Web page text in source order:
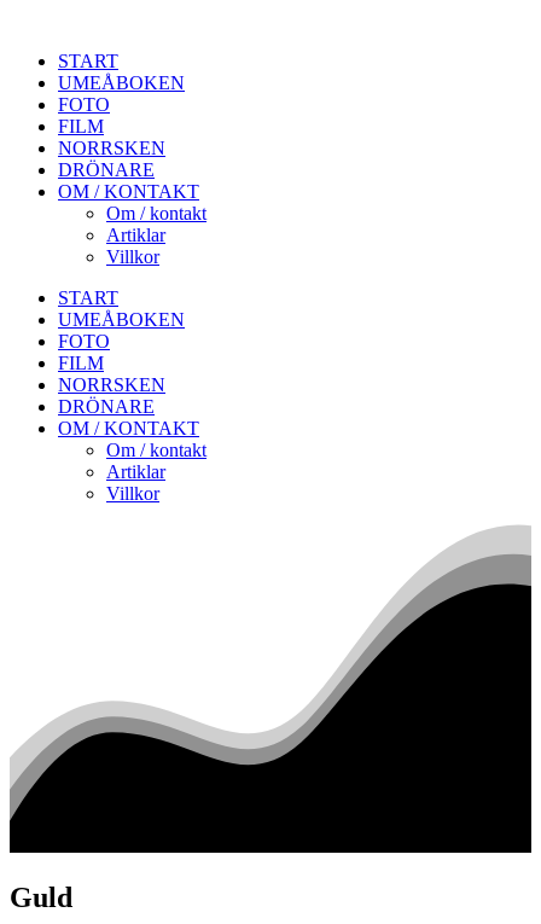
START
UMEÅBOKEN
FOTO
FILM
NORRSKEN
DRÖNARE
OM / KONTAKT
Om / kontakt
Artiklar
Villkor
START
UMEÅBOKEN
FOTO
FILM
NORRSKEN
DRÖNARE
OM / KONTAKT
Om / kontakt
Artiklar
Villkor
Guld